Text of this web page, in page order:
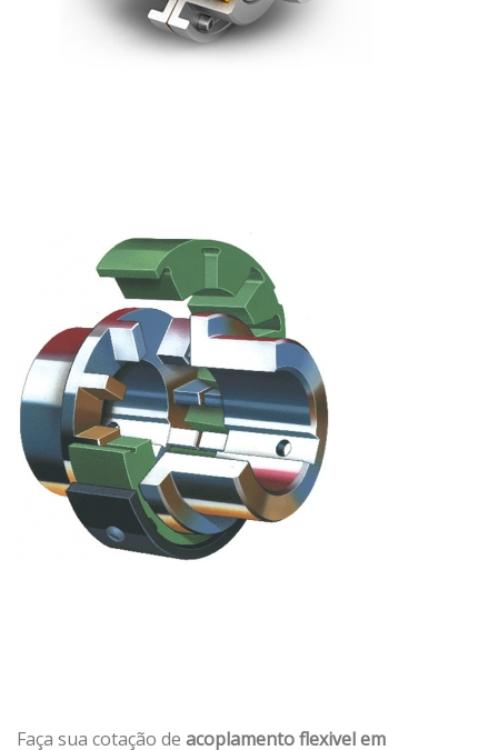
Faça sua cotação de acoplamento flexivel em